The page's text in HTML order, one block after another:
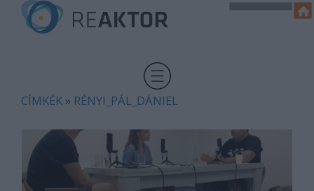
CÍMKÉK » RÉNYI_PÁL_DÁNIEL